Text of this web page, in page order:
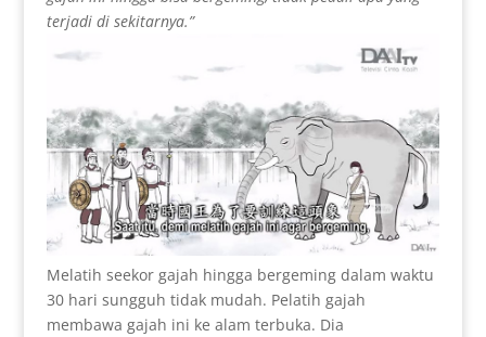
terjadi di sekitarnya.”
Melatih seekor gajah hingga bergeming dalam waktu
30 hari sungguh tidak mudah. Pelatih gajah
membawa gajah ini ke alam terbuka. Dia